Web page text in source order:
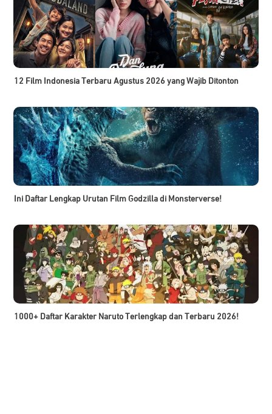
12 Film Indonesia Terbaru Agustus 2026 yang Wajib Ditonton
Ini Daftar Lengkap Urutan Film Godzilla di Monsterverse!
1000+ Daftar Karakter Naruto Terlengkap dan Terbaru 2026!